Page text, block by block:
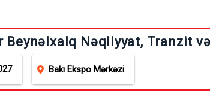
Beynəlxalq Nəqliyyat, Tranzit
Bakı Ekspo Mərkəzi